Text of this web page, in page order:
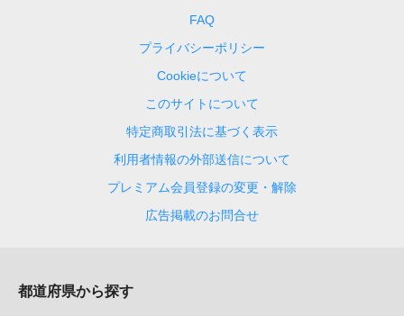
FAQ
プライバシーポリシー
Cookieについて
このサイトについて
特定商取引法に基づく表示
利用者情報の外部送信について
プレミアム会員登録の変更・解除
広告掲載のお問合せ
都道府県から探す